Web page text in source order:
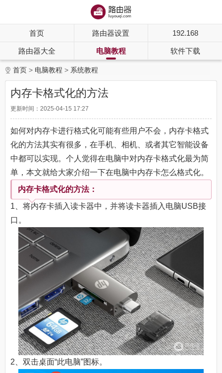
首页 路由器设置 192.168
路由器大全 电脑教程 软件下载
首页 电脑教程 系统教程
内存卡格式化的方法
更新时间：2025-04-15 17:27
如何对内存卡进行格式化可能有些用户不会，内存卡格式
化的方法其实有很多，在手机、相机、或者其它智能设备
中都可以实现。个人觉得在电脑中对内存卡格式化最为简
单，本文就给大家介绍一下在电脑中内存卡怎么格式化。
内存卡格式化的方法：
1、将内存卡插入读卡器中，并将读卡器插入电脑USB接
口。
2、双击桌面“此电脑”图标。